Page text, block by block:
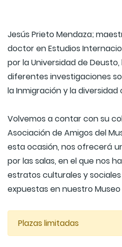
Jesús Prieto Mendaza;
doctor en Estudios
por la Universidad de
diferentes investigaciones
la Inmigración y la diversidad
Volvemos a contar con su
Asociación de Amigos del
esta ocasión, nos ofrecerá
por las salas, en el que nos
estratos culturales y
expuestas en nuestro Museo
Plazas limitadas